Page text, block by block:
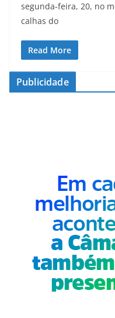
segunda-feira, 20, no
calhas do
Read More
Publicidade